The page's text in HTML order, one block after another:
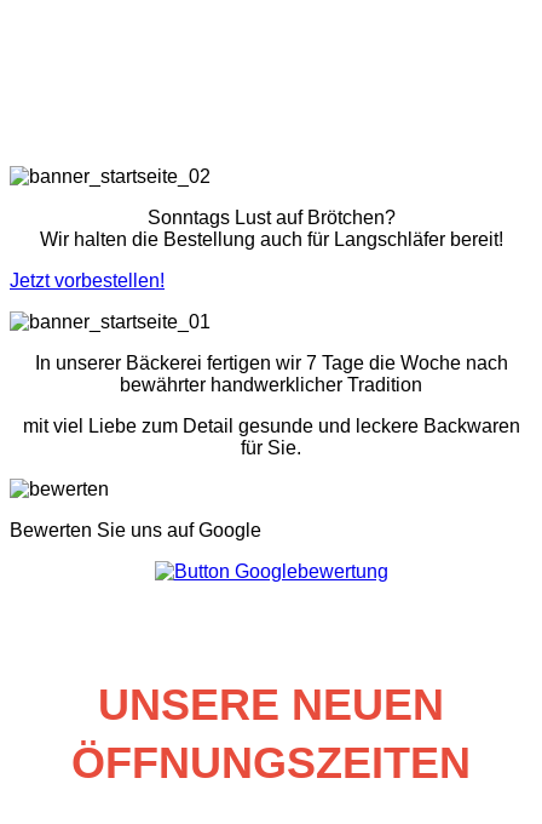
Sonntags Lust auf Brötchen?
Wir halten die Bestellung auch für Langschläfer bereit!
Jetzt vorbestellen!
In unserer Bäckerei fertigen wir 7 Tage die Woche nach
bewährter handwerklicher Tradition
mit viel Liebe zum Detail gesunde und leckere Backwaren
für Sie.
Bewerten Sie uns auf Google
UNSERE NEUEN
ÖFFNUNGSZEITEN